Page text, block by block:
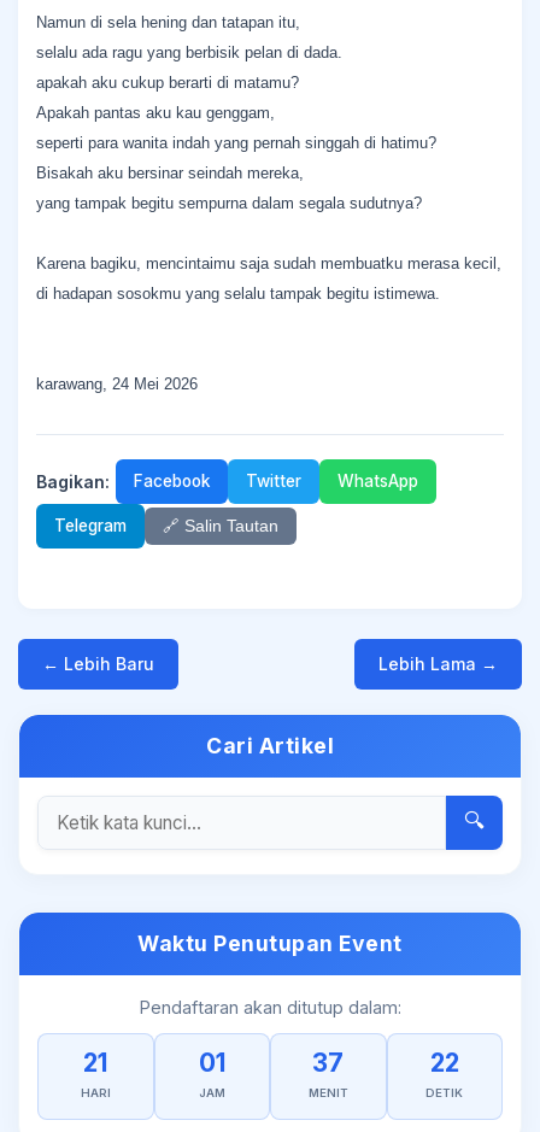
Namun di sela hening dan tatapan itu,
selalu ada ragu yang berbisik pelan di dada.
apakah aku cukup berarti di matamu?
Apakah pantas aku kau genggam,
seperti para wanita indah yang pernah singgah di hatimu?
Bisakah aku bersinar seindah mereka,
yang tampak begitu sempurna dalam segala sudutnya?
Karena bagiku, mencintaimu saja sudah membuatku merasa kecil,
di hadapan sosokmu yang selalu tampak begitu istimewa.
karawang, 24 Mei 2026
Bagikan: Facebook Twitter WhatsApp
Telegram 🔗 Salin Tautan
← Lebih Baru Lebih Lama →
Cari Artikel
🔍
Waktu Penutupan Event
Pendaftaran akan ditutup dalam:
21
HARI
01
JAM
37
MENIT
22
DETIK